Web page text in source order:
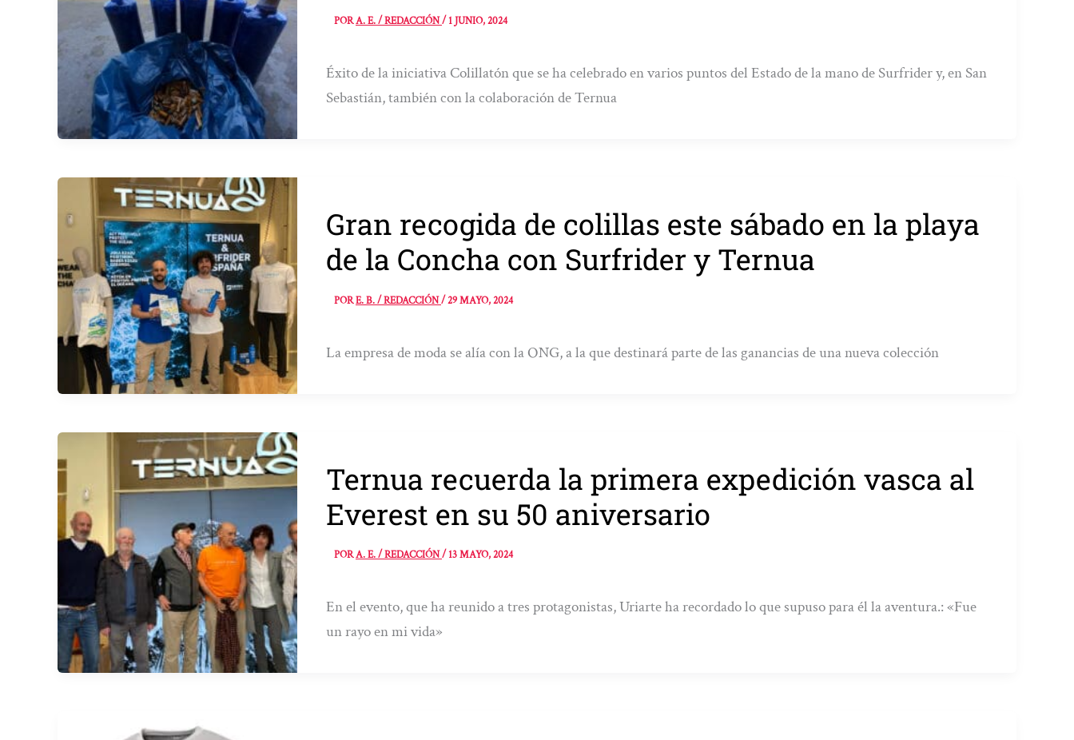
PORA. E. / REDACCIÓN/1 JUNIO, 2024
Éxito de la iniciativa Colillatón que se ha celebrado en varios puntos del Estado de la mano de Surfrider y, en San
Sebastián, también con la colaboración de Ternua
Gran recogida de colillas este sábado en la playa
de la Concha con Surfrider y Ternua
PORE. B. / REDACCIÓN/29 MAYO, 2024
La empresa de moda se alía con la ONG, a la que destinará parte de las ganancias de una nueva colección
Ternua recuerda la primera expedición vasca al
Everest en su 50 aniversario
PORA. E. / REDACCIÓN/13 MAYO, 2024
En el evento, que ha reunido a tres protagonistas, Uriarte ha recordado lo que supuso para él la aventura.: «Fue
un rayo en mi vida»